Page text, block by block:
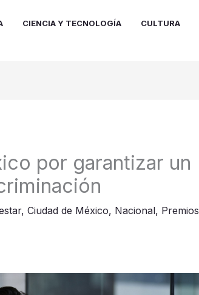
CIENCIA Y TECNOLOGÍA CULTURA
por garantizar un
, Ciudad de México, Nacional, Premios